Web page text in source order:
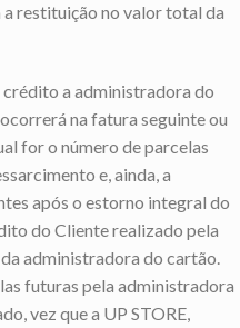
restituição no valor total da
crédito a administradora do
na fatura seguinte ou
for o número de parcelas
e, ainda, a
após o estorno integral do
do Cliente realizado pela
administradora do cartão.
futuras pela administradora
vez que a UP STORE,